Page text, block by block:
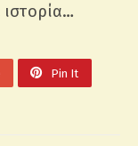
Pin It